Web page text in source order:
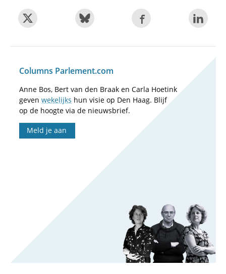
Columns Parlement.com
Anne Bos, Bert van den Braak en Carla Hoetink
geven wekelijks hun visie op Den Haag. Blijf
op de hoogte via de nieuwsbrief.
Meld je aan